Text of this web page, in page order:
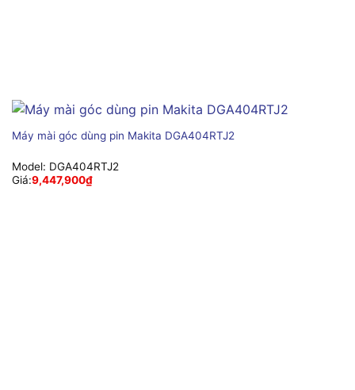
Máy mài góc dùng pin Makita DGA404RTJ2
Model: DGA404RTJ2
Giá:9,447,900₫